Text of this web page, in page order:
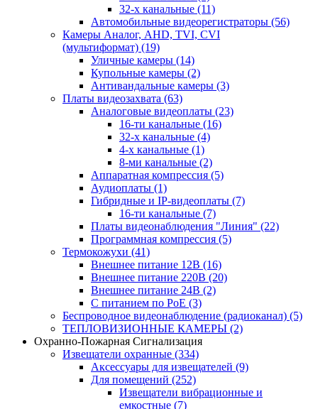
32-х канальные (11)
Автомобильные видеорегистраторы (56)
Камеры Аналог, AHD, TVI, CVI
(мультиформат) (19)
Уличные камеры (14)
Купольные камеры (2)
Антивандальные камеры (3)
Платы видеозахвата (63)
Аналоговые видеоплаты (23)
16-ти канальные (16)
32-х канальные (4)
4-х канальные (1)
8-ми канальные (2)
Аппаратная компрессия (5)
Аудиоплаты (1)
Гибридные и IP-видеоплаты (7)
16-ти канальные (7)
Платы видеонаблюдения "Линия" (22)
Программная компрессия (5)
Термокожухи (41)
Внешнее питание 12В (16)
Внешнее питание 220В (20)
Внешнее питание 24В (2)
С питанием по PoE (3)
Беспроводное видеонаблюдение (радиоканал) (5)
ТЕПЛОВИЗИОННЫЕ КАМЕРЫ (2)
Охранно-Пожарная Сигнализация
Извещатели охранные (334)
Аксессуары для извещателей (9)
Для помещений (252)
Извещатели вибрационные и
емкостные (7)